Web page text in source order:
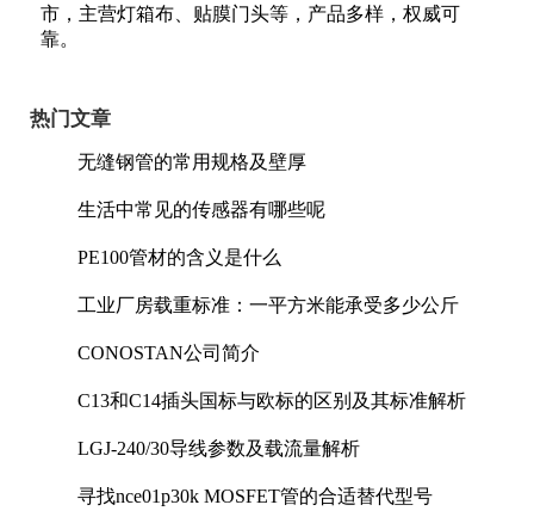
市，主营灯箱布、贴膜门头等，产品多样，权威可
靠。
热门文章
无缝钢管的常用规格及壁厚
生活中常见的传感器有哪些呢
PE100管材的含义是什么
工业厂房载重标准：一平方米能承受多少公斤
CONOSTAN公司简介
C13和C14插头国标与欧标的区别及其标准解析
LGJ-240/30导线参数及载流量解析
寻找nce01p30k MOSFET管的合适替代型号